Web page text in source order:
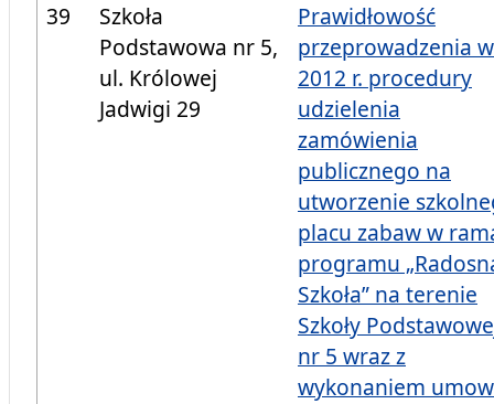
39
Szkoła
Podstawowa nr 5,
ul. Królowej
Jadwigi 29
Prawidłowość
przeprowadzenia w
2012 r. procedury
udzielenia
zamówienia
publicznego na
utworzenie
placu zabaw w
programu
Szkoła” na terenie
Szkoły
nr 5 wraz z
wykonaniem